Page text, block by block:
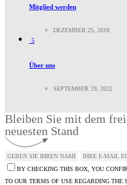
Mitglied werden
DEZEMBER 25, 2018
5
Über uns
SEPTEMBER 29, 2022
Bleiben Sie mit dem
neuesten Stand
BY CHECKING THIS BOX, YOU
TO OUR TERMS OF USE REGARDING THE